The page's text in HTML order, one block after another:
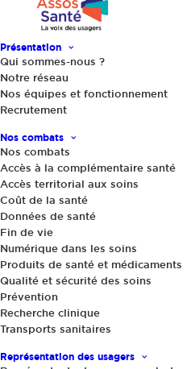
Présentation
Qui sommes-nous ?
Notre réseau
Nos équipes et fonctionnement
Recrutement
Nos combats
Nos combats
Accès à la complémentaire santé
Accès territorial aux soins
Coût de la santé
Données de santé
Fin de vie
Numérique dans les soins
Produits de santé et médicaments
Qualité et sécurité des soins
Prévention
Recherche clinique
Transports sanitaires
Représentation des usagers
Accueil
Sélection d’actus sur la qualité
Réforme des GHT : quel